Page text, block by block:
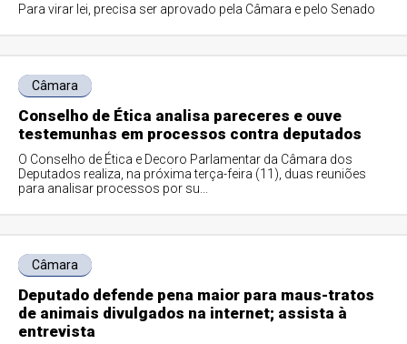
Para virar lei, precisa ser aprovado pela Câmara e pelo Senado
Câmara
Conselho de Ética analisa pareceres e ouve
testemunhas em processos contra deputados
O Conselho de Ética e Decoro Parlamentar da Câmara dos
Deputados realiza, na próxima terça-feira (11), duas reuniões
para analisar processos por su...
Câmara
Deputado defende pena maior para maus-tratos
de animais divulgados na internet; assista à
entrevista